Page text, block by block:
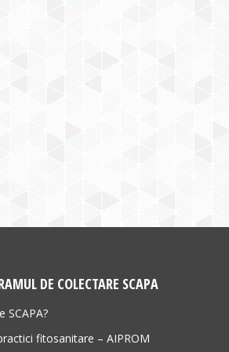
DE COLECTARE SCAPA
SCAPA?
fitosanitare – AIPROM